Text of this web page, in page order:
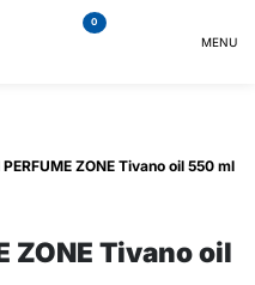
0
MENU
ZONE Tivano oil 550 ml
ZONE Tivano oil